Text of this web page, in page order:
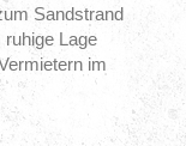
Sandstrand
Lage
im